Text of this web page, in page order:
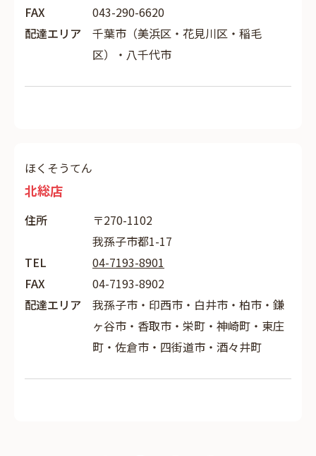
FAX
043-290-6620
配達エリア
千葉市（美浜区・花見川区・稲毛
区）・八千代市
ほくそうてん
北総店
住所
〒270-1102
我孫子市都1-17
TEL
04-7193-8901
FAX
04-7193-8902
配達エリア
我孫子市・印西市・白井市・柏市・鎌
ヶ谷市・香取市・栄町・神崎町・東庄
町・佐倉市・四街道市・酒々井町